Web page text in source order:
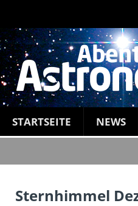
STARTSEITE NEWS
Sternhimmel